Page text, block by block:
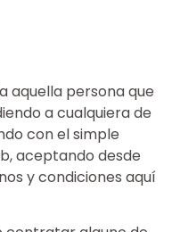
aquella persona que
a cualquiera de
con el simple
aceptando desde
y condiciones aquí